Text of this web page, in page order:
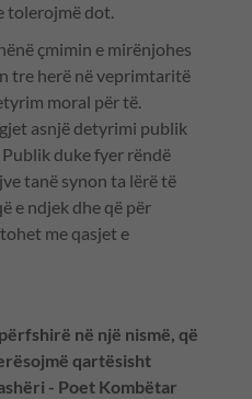
tolerojmë dot.
çmimin e mirënjohes
tre herë në veprimtaritë
moral për të.
asnjë detyrimi publik
duke fyer rëndë
tanë synon ta lërë të
e ndjek dhe që për
me qasjet e
në një nismë, që
qartësisht
- Poet Kombëtar